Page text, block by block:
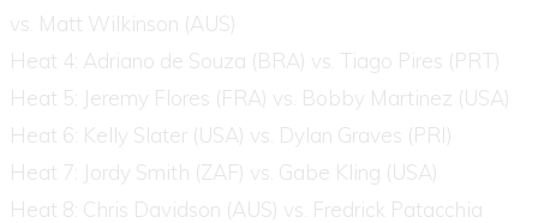
vs. Matt Wilkinson (AUS)
Heat 4: Adriano de Souza (BRA) vs. Tiago Pires (PRT)
Heat 5: Jeremy Flores (FRA) vs. Bobby Martinez (USA)
Heat 6: Kelly Slater (USA) vs. Dylan Graves (PRI)
Heat 7: Jordy Smith (ZAF) vs. Gabe Kling (USA)
Heat 8: Chris Davidson (AUS) vs. Fredrick Patacchia